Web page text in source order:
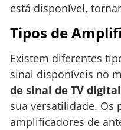
está disponível,
Tipos de
Existem diferentes
sinal disponíveis no
de sinal de TV
sua versatilidade.
amplificadores de